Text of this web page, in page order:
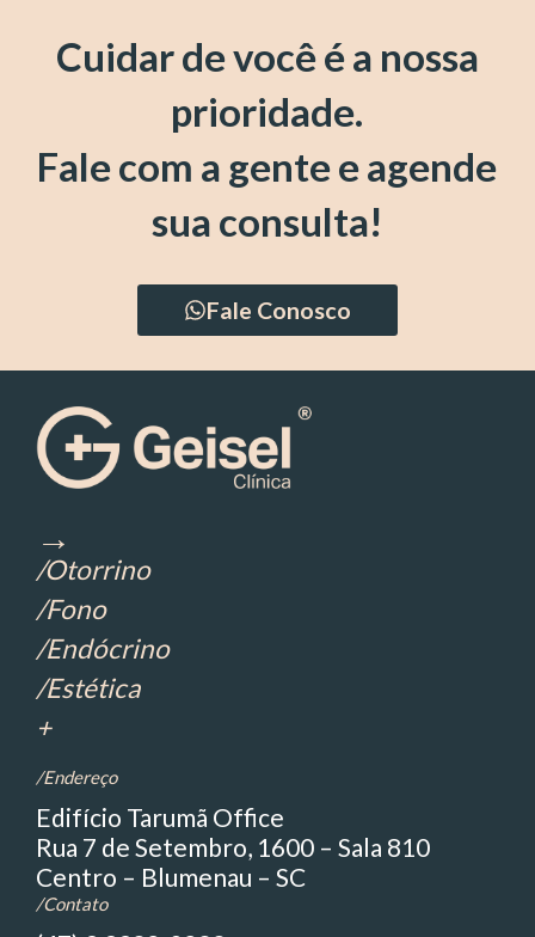
Cuidar de você é a nossa
prioridade.
Fale com a gente e agende
sua consulta!
Fale Conosco
→
/Otorrino
/Fono
/Endócrino
/Estética
+
/Endereço
Edifício Tarumã Office
Rua 7 de Setembro, 1600 – Sala 810
Centro – Blumenau – SC
/Contato